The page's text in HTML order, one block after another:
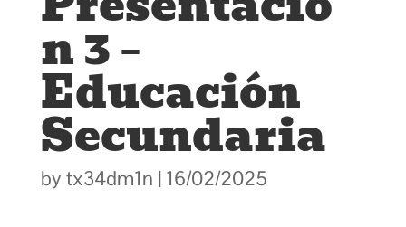
n 3 –
Educación
Secundaria
by tx34dm1n | 16/02/2025